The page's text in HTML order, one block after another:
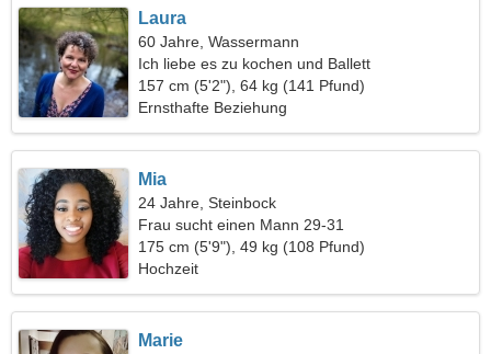
Laura
60 Jahre, Wassermann
Ich liebe es zu kochen und Ballett
157 cm (5'2"), 64 kg (141 Pfund)
Ernsthafte Beziehung
Mia
24 Jahre, Steinbock
Frau sucht einen Mann 29-31
175 cm (5'9"), 49 kg (108 Pfund)
Hochzeit
Marie